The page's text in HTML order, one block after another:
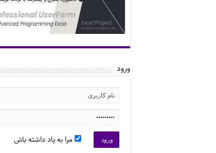
ورود
مرا به یاد داشته باش